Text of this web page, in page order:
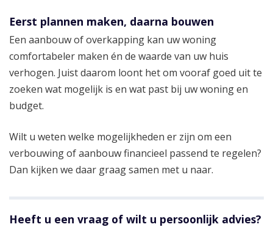
Eerst plannen maken, daarna bouwen
Een aanbouw of overkapping kan uw woning
comfortabeler maken én de waarde van uw huis
verhogen. Juist daarom loont het om vooraf goed uit te
zoeken wat mogelijk is en wat past bij uw woning en
budget.
Wilt u weten welke mogelijkheden er zijn om een
verbouwing of aanbouw financieel passend te regelen?
Dan kijken we daar graag samen met u naar.
Heeft u een vraag of wilt u persoonlijk advies?